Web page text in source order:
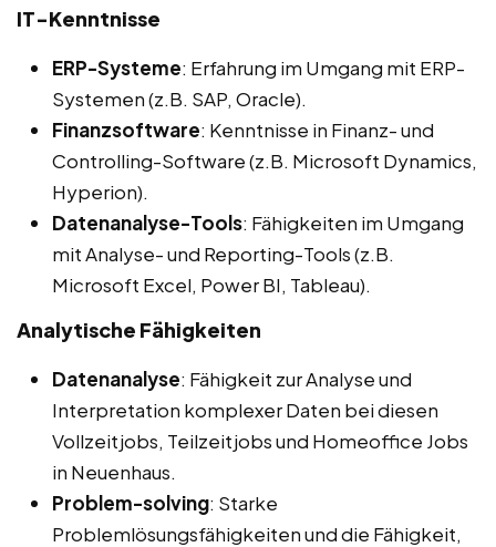
IT-Kenntnisse
ERP-Systeme: Erfahrung im Umgang mit ERP-
Systemen (z.B. SAP, Oracle).
Finanzsoftware: Kenntnisse in Finanz- und
Controlling-Software (z.B. Microsoft Dynamics,
Hyperion).
Datenanalyse-Tools: Fähigkeiten im Umgang
mit Analyse- und Reporting-Tools (z.B.
Microsoft Excel, Power BI, Tableau).
Analytische Fähigkeiten
Datenanalyse: Fähigkeit zur Analyse und
Interpretation komplexer Daten bei diesen
Vollzeitjobs, Teilzeitjobs und Homeoffice Jobs
in Neuenhaus.
Problem-solving: Starke
Problemlösungsfähigkeiten und die Fähigkeit,